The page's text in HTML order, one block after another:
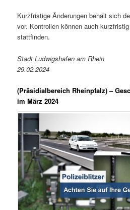
Kurzfristige Änderungen behält sich
vor. Kontrollen können auch
stattfinden.
Stadt Ludwigshafen am Rhein
29.02.2024
(Präsidialbereich Rheinpfalz)–
im März 2024